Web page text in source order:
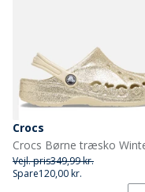
Crocs
Vejl. pris349,99 kr.
Spare120,00 kr.